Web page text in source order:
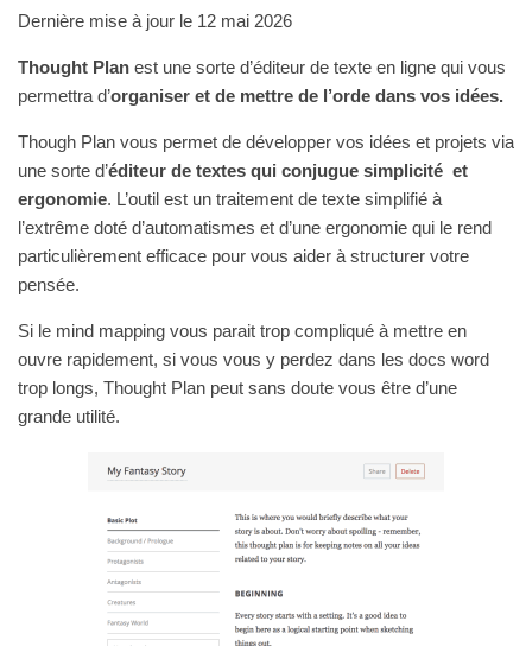
Dernière mise à jour le 12 mai 2026
Thought Plan est une sorte d’éditeur de texte en ligne qui vous
permettra d’organiser et de mettre de l’orde dans vos idées.
Though Plan vous permet de développer vos idées et projets via
une sorte d’éditeur de textes qui conjugue simplicité et
ergonomie. L’outil est un traitement de texte simplifié à
l’extrême doté d’automatismes et d’une ergonomie qui le rend
particulièrement efficace pour vous aider à structurer votre
pensée.
Si le mind mapping vous parait trop compliqué à mettre en
ouvre rapidement, si vous vous y perdez dans les docs word
trop longs, Thought Plan peut sans doute vous être d’une
grande utilité.